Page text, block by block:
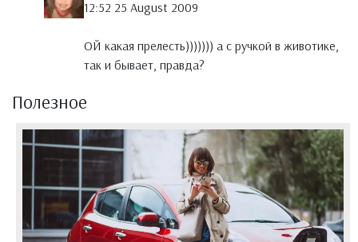
12:52 25 August 2009
ОЙ какая прелесть))))))) а с ручкой в животике,
так и бывает, правда?
Полезное